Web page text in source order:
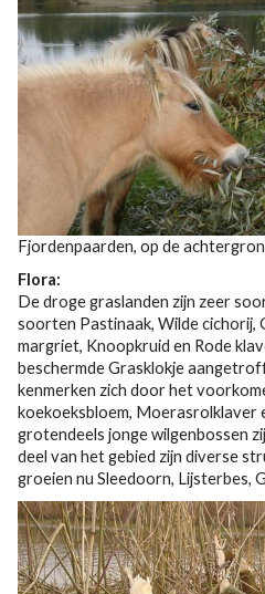
Fjordenpaarden, op de
Flora:
De droge graslanden zijn zeer
soorten Pastinaak, Wilde cichorij,
margriet, Knoopkruid en Rode
beschermde Grasklokje
kenmerken zich door het
koekoeksbloem, Moerasrolklaver
grotendeels jonge wilgenbossen
deel van het gebied zijn diverse
groeien nu Sleedoorn, Lijsterbes,